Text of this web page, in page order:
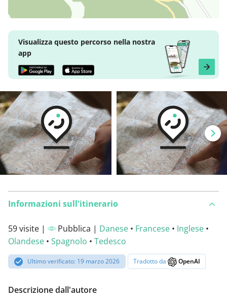
Visualizza questo percorso nella nostra
app
Informazioni sull'itinerario
59 visite | Pubblica | Danese • Francese • Inglese •
Olandese • Spagnolo • Tedesco
Ultimo verificato: 19 marzo 2026 Tradotto da OpenAI
Descrizione dall'autore